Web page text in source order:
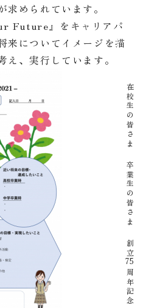
められています。
Future』をキャリアパ
来についてイメージを描
え、実行しています。
イベント
在校生の皆さま
卒業生の皆さま
創立
75
周年記念